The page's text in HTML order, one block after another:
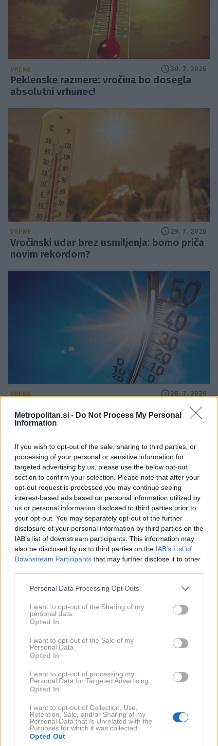
Metropolitan.si - Do Not Process My Personal
Information
If you wish to opt-out of the sale, sharing to third parties, or
processing of your personal or sensitive information for
targeted advertising by us, please use the below opt-out
section to confirm your selection. Please note that after your
opt-out request is processed you may continue seeing
interest-based ads based on personal information utilized by
us or personal information disclosed to third parties prior to
your opt-out. You may separately opt-out of the further
disclosure of your personal information by third parties on the
IAB’s list of downstream participants. This information may
also be disclosed by us to third parties on the IAB’s List of
Downstream Participants that may further disclose it to other
Please note that this website/app uses one or more Google
not limited to your visit or usage behaviour. You may click to
grant or deny consent to Google and its third-party tags to
use your data for below specified purposes in below Google
consent section.
Personal Data Processing Opt Outs
I want to opt-out of the Sharing of my
personal data.
Opted In
I want to opt-out of the Sale of my
Personal Data.
Opted In
I want to opt-out of processing my
Personal Data for Targeted Advertising.
Opted In
I want to opt-out of Collection, Use,
Retention, Sale, and/or Sharing of my
Personal Data that Is Unrelated with the
Purposes for which it was collected.
Opted Out
VREME 30. 7. 2026
Peklenske razmere: vročina bo dosegla
absolutni vrhunec!
VREME 29. 7. 2026
Vročinski udar brez usmiljenja: bomo priča
novim rekordom?
VREME 28. 7. 2026
tukaj bo najhuje!
VREME 27. 7. 2026
VREME 27. 7. 2026
Pripravite se na nov temperaturni šok, ta
konec tedna bo res divje!